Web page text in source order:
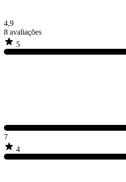
4,9
8 avaliações
5
7
4